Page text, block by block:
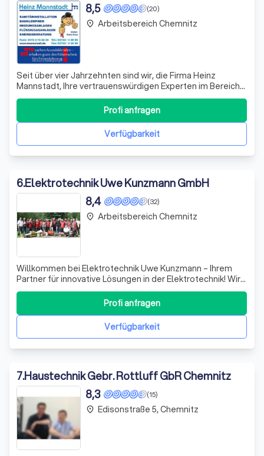
(20)
8,5
Seit über vier Jahrzehnten sind wir, die Firma Heinz
Mannstadt, Ihre vertrauenswürdigen Experten im Bereich
Heizung und Sanitär. Unter der Leitung von Ronny Kraus,
der das Unternehmen 2008 übernahm, setzen wir auf
Tradition und Innovation gleichermaßen. Unser Angebot
richtet sich sowohl an private H
Verfügbarkeit
Profi anfragen
place Arbeitsbereich Chemnitz
6.Elektrotechnik Uwe Kunzmann GmbH
(32)
8,4
Willkommen bei Elektro­technik Uwe Kunzmann – Ihrem
Partner für innovative Lösungen in der Elektrotechnik! Wir
zeichnen uns durch unsere Leidenschaft für Technik und
unser Engagement für höchste Qualität aus. Unser Team
hat sich darauf spezialisiert, maßgeschneiderte
Elektroinstallationen zu realisi
Verfügbarkeit
Profi anfragen
place Arbeitsbereich Chemnitz
7.Haustechnik Gebr. Rottluff GbR Chemnitz
(15)
8,3
place Edisonstraße 5, Chemnitz